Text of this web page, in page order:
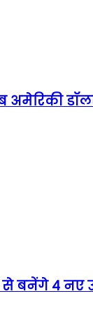
अमेरिकी
से बनेंगे 4 नए